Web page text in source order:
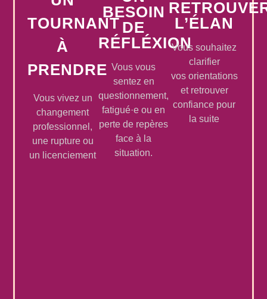
TOURNANT
À
PRENDRE
Vous vivez un
changement
professionnel,
une rupture ou
un licenciement
BESOIN
DE
RÉFLÉXION
Vous vous
sentez en
questionnement,
fatigué·e ou en
perte de repères
face à la
situation.
L’ÉLAN
Vous souhaitez
clarifier
vos orientations
et retrouver
confiance pour
la suite